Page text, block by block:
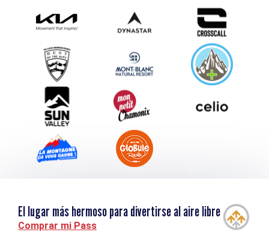
Envíe su evento
Service groupes et séminaires
Descargar
Turismo y discapacidad
El lugar más hermoso para divertirse al aire libre
Comprar mi Pass